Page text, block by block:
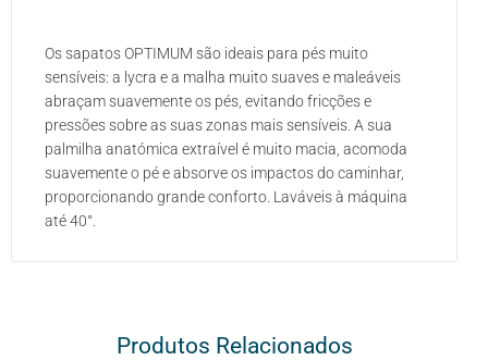
Os sapatos OPTIMUM são ideais para pés muito
sensíveis: a lycra e a malha muito suaves e maleáveis
abraçam suavemente os pés, evitando fricções e
pressões sobre as suas zonas mais sensíveis. A sua
palmilha anatómica extraível é muito macia, acomoda
suavemente o pé e absorve os impactos do caminhar,
proporcionando grande conforto. Laváveis à máquina
até 40°.
Produtos Relacionados